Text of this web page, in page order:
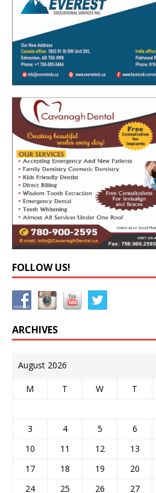
FOLLOW US!
ARCHIVES
August 2026
M T W T
3
4 5 6
10
11 12 13
17
18 19 20
24
25 26 27